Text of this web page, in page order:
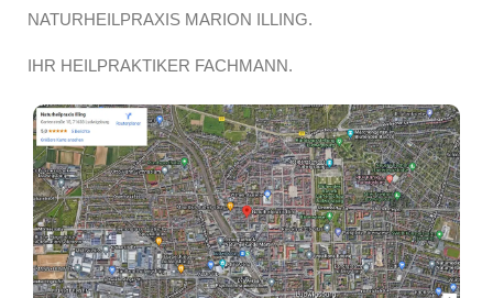
NATURHEILPRAXIS MARION ILLING.
IHR HEILPRAKTIKER FACHMANN.